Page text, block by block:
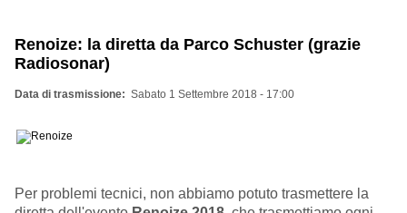
Renoize: la diretta da Parco Schuster (grazie
Radiosonar)
Data di trasmissione Sabato 1 Settembre 2018 - 17:00
Per problemi tecnici, non abbiamo potuto trasmettere la